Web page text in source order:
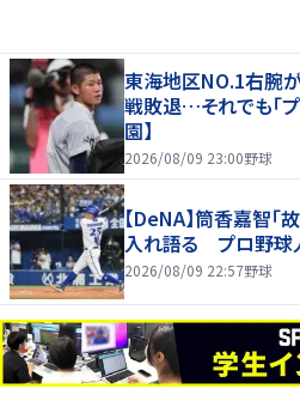
東海地区NO.1右腕
戦敗退…それでも「
園】
2026/08/09 23:00野球
【DeNA】筒香嘉智「
入れ語る プロ野球
2026/08/09 22:57野球